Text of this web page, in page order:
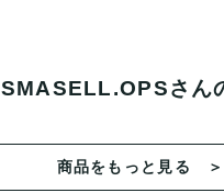
SMASELL.OPSさん
商品をもっと見る ＞